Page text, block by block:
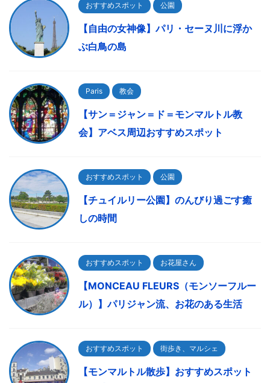
おすすめスポット 公園
【自由の女神像】パリ・セーヌ川に浮か
ぶ白鳥の島
Paris 教会
【サン＝ジャン＝ド＝モンマルトル教
会】アベス周辺おすすめスポット
おすすめスポット 公園
【チュイルリー公園】のんびり過ごす癒
しの時間
おすすめスポット お花屋さん
【MONCEAU FLEURS（モンソーフルー
ル）】パリジャン流、お花のある生活
おすすめスポット 街歩き、マルシェ
【モンマルトル散歩】おすすめスポット